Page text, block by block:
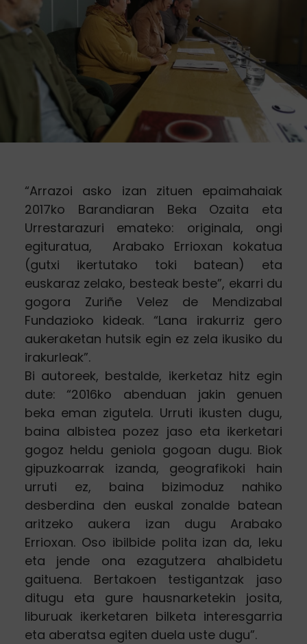
“Arrazoi asko izan zituen epaimahaiak
2017ko Barandiaran Beka Ozaita eta
Urrestarazuri emateko: originala, ongi
egituratua,
Arabako Errioxan kokatua
(gutxi ikertutako toki batean) eta
euskaraz zelako, besteak beste”, ekarri du
gogora Zuriñe Velez de Mendizabal
Fundazioko kideak. “Lana irakurriz gero
aukeraketan hutsik egin ez zela ikusiko du
irakurleak”.
Bi autoreek, bestalde, ikerketaz hitz egin
dute: “2016ko abenduan jakin genuen
beka eman zigutela. Urruti ikusten dugu,
baina albistea pozez jaso eta ikerketari
gogoz heldu geniola gogoan dugu. Biok
gipuzkoarrak izanda, geografikoki hain
urruti ez, baina bizimoduz nahiko
desberdina den euskal zonalde batean
aritzeko aukera izan dugu Arabako
Errioxan. Oso ibilbide polita izan da, leku
eta jende ona ezagutzera ahalbidetu
gaituena. Bertakoen testigantzak jaso
ditugu eta gure hausnarketekin josita,
liburuak ikerketaren bilketa interesgarria
eta aberatsa egiten duela uste dugu”.